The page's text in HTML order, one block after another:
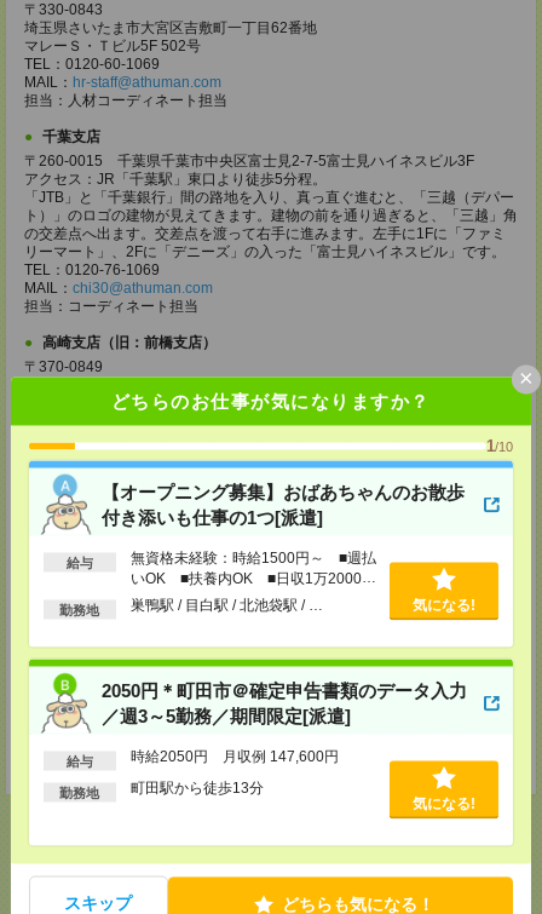
どちらのお仕事が気になりますか？
1/10
【オープニング募集】おばあちゃんのお散歩
付き添いも仕事の1つ[派遣]
給与
無資格未経験：時給1500円～ ■週払
いOK ■扶養内OK ■日収1万2000円
以上
勤務地 巣鴨駅 / 目白駅 / 北池袋駅 / … 気になる!
2050円＊町田市＠確定申告書類のデータ入力
／週3～5勤務／期間限定[派遣]
給与 時給2050円 月収例 147,600円
勤務地
町田駅から徒歩13分
気になる!
スキップ どちらも気になる！
×
〒330-0843
埼玉県さいたま市大宮区吉敷町一丁目62番地
マレーＳ・Ｔビル5F 502号
TEL：0120-60-1069
MAIL： hr-staff@athuman.com
担当：人材コーディネート担当
千葉支店
〒260-0015 千葉県千葉市中央区富士見2-7-5富士見ハイネスビル3F
アクセス：JR「千葉駅」東口より徒歩5分程。
「JTB」と「千葉銀行」間の路地を入り、真っ直ぐ進むと、「三越（デパー
ト）」のロゴの建物が見えてきます。建物の前を通り過ぎると、「三越」角
の交差点へ出ます。交差点を渡って右手に進みます。左手に1Fに「ファミ
リーマート」、2Fに「デニーズ」の入った「富士見ハイネスビル」です。
TEL：0120-76-1069
MAIL： chi30@athuman.com
担当：コーディネート担当
高崎支店（旧：前橋支店）
〒370-0849
[アクセス]
ＪＲ高崎駅より徒歩3分
TEL：0120-25-1069
MAIL：tks30@athuman.com
担当：人材コーディネート担当
宇都宮支店
栃木県宇都宮市大通り2-2-3 明治安田生命宇都宮大工町ビル2階
〔アクセス〕宇都宮駅より徒歩11分
MAIL：utm30@athuman.com
茨城支店
茨城県水戸市城南1-2-43 NKCビル 305号
〔アクセス〕水戸駅より徒歩5分
TEL：0120-25-1069
担当：人材コーディネート担当
応募ページへ